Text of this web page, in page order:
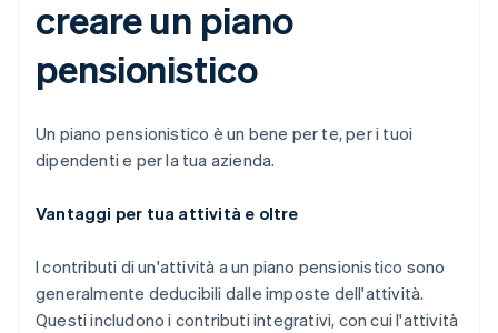
creare un piano
pensionistico
Un piano pensionistico è un bene per te, per i tuoi
dipendenti e per la tua azienda.
Vantaggi per tua attività e oltre
I contributi di un'attività a un piano pensionistico sono
generalmente deducibili dalle imposte dell'attività.
Questi includono i contributi integrativi, con cui l'attività